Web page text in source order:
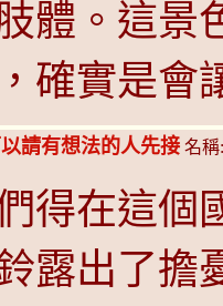
體。這景
確實是會
請有想法的人先接 名
得在這
露出了擔